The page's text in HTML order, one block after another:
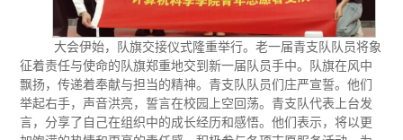
大会伊始，队旗交接仪式隆重举行。老一届青支队队员将象
征着责任与使命的队旗郑重地交到新一届队员手中。队旗在风中
飘扬，传递着奉献与担当的精神。青支队队员们庄严宣誓。他们
举起右手，声音洪亮，誓言在校园上空回荡。青支队代表上台发
言，分享了自己在组织中的成长经历和感悟。他们表示，将以更